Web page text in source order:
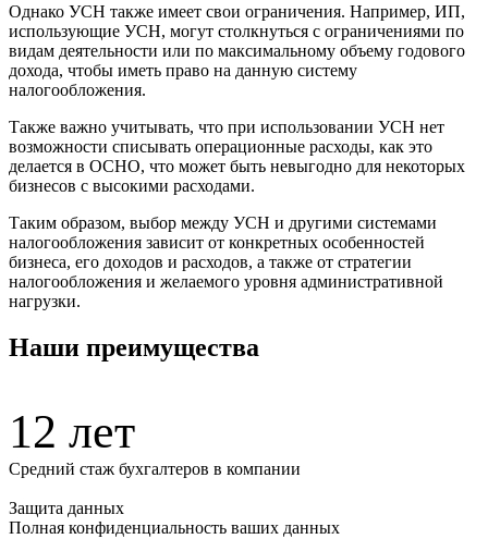
Однако УСН также имеет свои ограничения. Например, ИП,
использующие УСН, могут столкнуться с ограничениями по
видам деятельности или по максимальному объему годового
дохода, чтобы иметь право на данную систему
налогообложения.
Также важно учитывать, что при использовании УСН нет
возможности списывать операционные расходы, как это
делается в ОСНО, что может быть невыгодно для некоторых
бизнесов с высокими расходами.
Таким образом, выбор между УСН и другими системами
налогообложения зависит от конкретных особенностей
бизнеса, его доходов и расходов, а также от стратегии
налогообложения и желаемого уровня административной
нагрузки.
Наши преимущества
12 лет
Средний стаж бухгалтеров в компании
Защита данных
Полная конфиденциальность ваших данных